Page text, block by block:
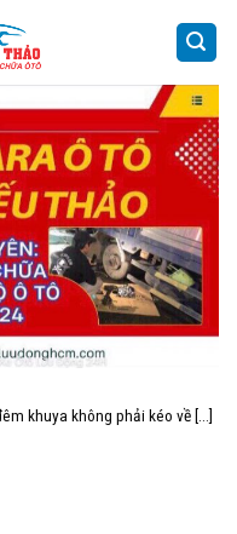
khuya không phải kéo về [...]